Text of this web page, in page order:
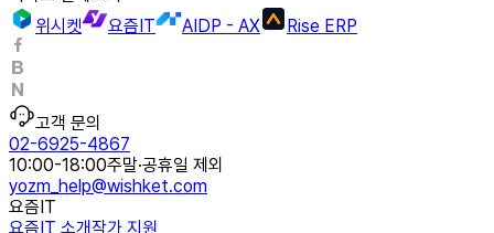
위시켓
요즘IT AIDP - AX Rise ERP
고객 문의
02-6925-4867
10:00-18:00주말·공휴일 제외
yozm_help@wishket.com
요즘IT
요즘IT 소개작가 지원